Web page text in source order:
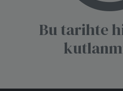
Bu tarihte